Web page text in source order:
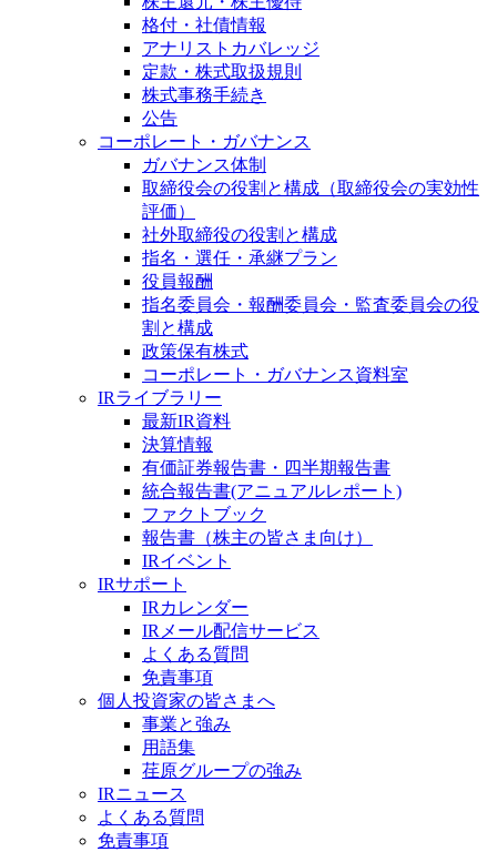
格付・社債情報
アナリストカバレッジ
定款・株式取扱規則
株式事務手続き
公告
コーポレート・ガバナンス
ガバナンス体制
取締役会の役割と構成（取締役会の実効性
評価）
社外取締役の役割と構成
指名・選任・承継プラン
役員報酬
指名委員会・報酬委員会・監査委員会の役
割と構成
政策保有株式
コーポレート・ガバナンス資料室
IRライブラリー
最新IR資料
決算情報
有価証券報告書・四半期報告書
統合報告書(アニュアルレポート)
ファクトブック
報告書（株主の皆さま向け）
IRイベント
IRサポート
IRカレンダー
IRメール配信サービス
よくある質問
免責事項
個人投資家の皆さまへ
事業と強み
用語集
荏原グループの強み
IRニュース
よくある質問
免責事項